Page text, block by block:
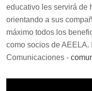
educativo les servirá de
orientandoa sus
máximo todos los
como socios de AEELA.
Comunicaciones -